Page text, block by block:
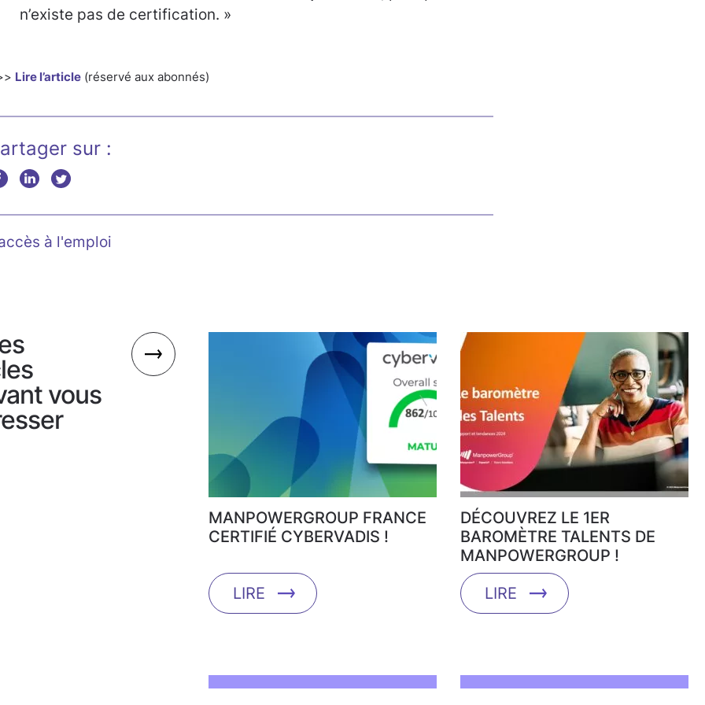
n’existe pas de certification. »
Lire l’article (réservé aux abonnés)
sur :
à l'emploi
vous
MANPOWERGROUP FRANCE
CERTIFIÉ CYBERVADIS !
LIRE
DÉCOUVREZ LE 1ER
BAROMÈTRE TALENTS DE
MANPOWERGROUP !
LIRE